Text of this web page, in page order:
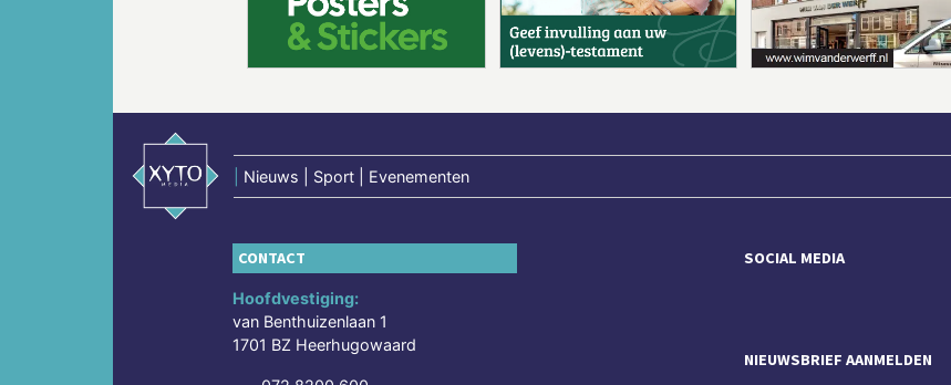
Nieuws | Sport | Evenementen
CONTACT
Hoofdvestiging:
van Benthuizenlaan 1
1701 BZ Heerhugowaard
SOCIAL MEDIA
NIEUWSBRIEF AANMELDEN